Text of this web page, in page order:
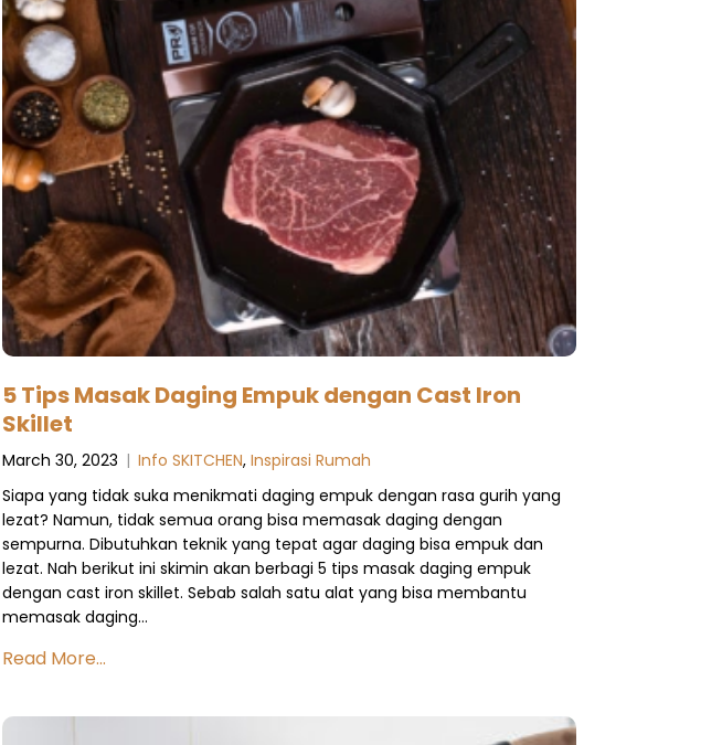
5 Tips Masak Daging Empuk dengan Cast Iron
Skillet
March 30, 2023 | Info SKITCHEN, Inspirasi Rumah
Siapa yang tidak suka menikmati daging empuk dengan rasa gurih yang
lezat? Namun, tidak semua orang bisa memasak daging dengan
sempurna. Dibutuhkan teknik yang tepat agar daging bisa empuk dan
lezat. Nah berikut ini skimin akan berbagi 5 tips masak daging empuk
dengan cast iron skillet. Sebab salah satu alat yang bisa membantu
memasak daging…
Read More...